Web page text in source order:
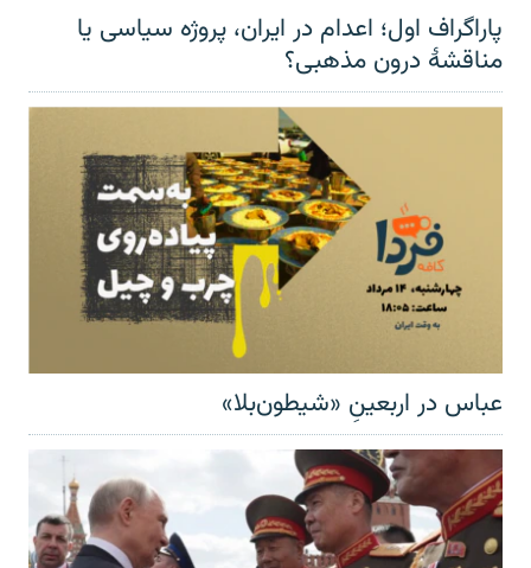
پاراگراف اول؛ اعدام در ایران، پروژه سیاسی یا
مناقشهٔ درون مذهبی؟
عباس در اربعینِ «شیطون‌بلا»